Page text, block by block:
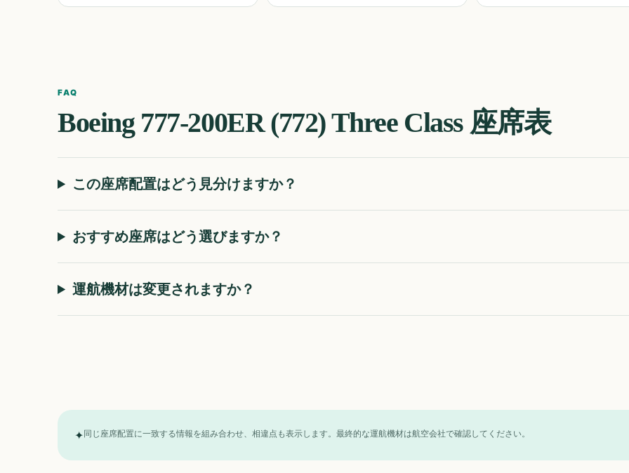
FAQ
Boeing 777-200ER (772) Three Class 座席表
この座席配置はどう見分けますか？
おすすめ座席はどう選びますか？
運航機材は変更されますか？
✦同じ座席配置に一致する情報を組み合わせ、相違点も表示します。最終的な運航機材は航空会社で確認してください。